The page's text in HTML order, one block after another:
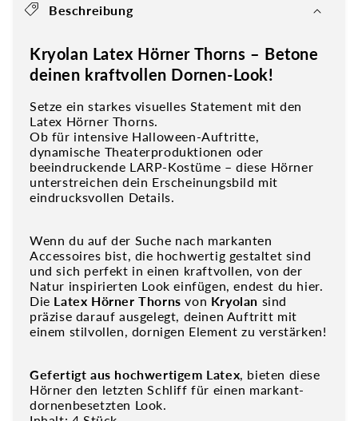
Beschreibung
Kryolan Latex Hörner Thorns – Betone
deinen kraftvollen Dornen-Look!
Setze ein starkes visuelles Statement mit den
Latex Hörner Thorns.
Ob für intensive Halloween-Auftritte,
dynamische Theaterproduktionen oder
beeindruckende LARP-Kostüme – diese Hörner
unterstreichen dein Erscheinungsbild mit
eindrucksvollen Details.
Wenn du auf der Suche nach markanten
Accessoires bist, die hochwertig gestaltet sind
und sich perfekt in einen kraftvollen, von der
Natur inspirierten Look einfügen, endest du hier.
Die Latex Hörner Thorns von Kryolan sind
präzise darauf ausgelegt, deinen Auftritt mit
einem stilvollen, dornigen Element zu verstärken!
Gefertigt aus hochwertigem Latex, bieten diese
Hörner den letzten Schliff für einen markant-
dornenbesetzten Look.